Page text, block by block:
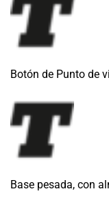
Botón de Punto de
Base pesada, con